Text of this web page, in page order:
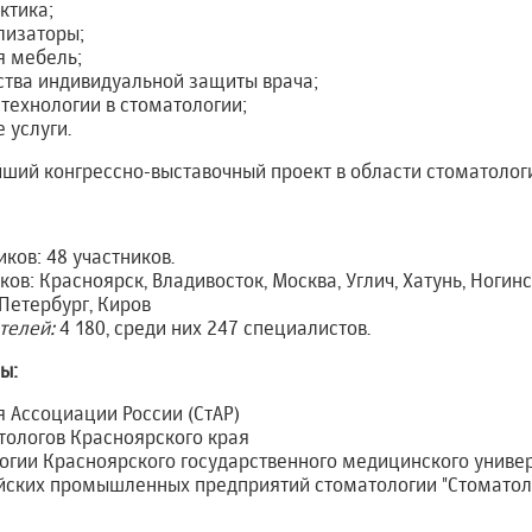
мебель;
индивидуальной защиты врача;
в стоматологии;
услуги.
конгрессно-выставочный проект в области
48 участников.
Красноярск, Владивосток, Москва, Углич, Хатунь,
Киров
4 180, среди них 247 специалистов.
Ассоциации России (СтАР)
Красноярского края
Красноярского государственного медицинского
промышленных предприятий стоматологии